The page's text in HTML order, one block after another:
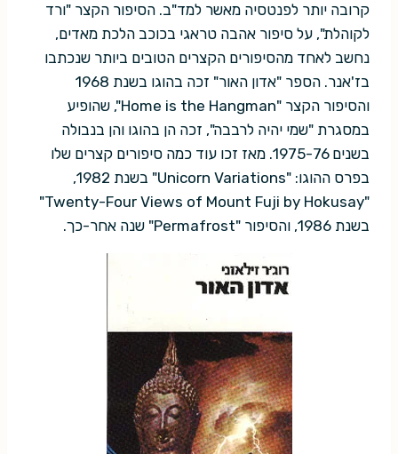
קרובה יותר לפנטסיה מאשר למד"ב. הסיפור הקצר "ורד
לקוהלת", על סיפור אהבה טראגי בכוכב הלכת מאדים,
נחשב לאחד מהסיפורים הקצרים הטובים ביותר שנכתבו
בז'אנר. הספר "אדון האור" זכה בהוגו בשנת 1968
והסיפור הקצר "Home is the Hangman", שהופיע
במסגרת "שמי יהיה לרבבה", זכה הן בהוגו והן בנבולה
בשנים 1975-76. מאז זכו עוד כמה סיפורים קצרים שלו
בפרס ההוגו: "Unicorn Variations" בשנת 1982,
"Twenty-Four Views of Mount Fuji by Hokusay"
בשנת 1986, והסיפור "Permafrost" שנה אחר-כך.